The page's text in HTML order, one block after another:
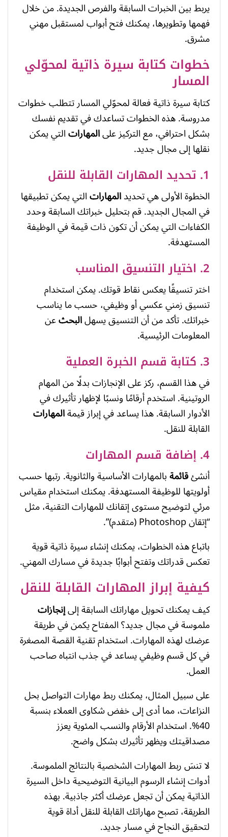
يربط بين الخبرات السابقة والفرص الجديدة. من خلال
فهمها وتطويرها، يمكنك فتح أبواب لمستقبل مهني
مشرق.
خطوات كتابة سيرة ذاتية لمحوّلي
المسار
كتابة سيرة ذاتية فعالة لمحوّلي المسار تتطلب خطوات
مدروسة. هذه الخطوات تساعدك في تقديم نفسك
بشكل احترافي، مع التركيز علىالمهاراتالتي يمكن
نقلها إلى مجال جديد.
1. تحديد المهارات القابلة للنقل
الخطوة الأولى هي تحديدالمهاراتالتي يمكن تطبيقها
في المجال الجديد. قم بتحليل خبراتك السابقة وحدد
الكفاءات التي يمكن أن تكون ذات قيمة في الوظيفة
المستهدفة.
2. اختيار التنسيق المناسب
اختر تنسيقًا يعكس نقاط قوتك. يمكن استخدام
تنسيق زمني عكسي أو وظيفي، حسب ما يناسب
خبراتك. تأكد من أن التنسيق يسهلالبحثعن
المعلومات الرئيسية.
3. كتابة قسم الخبرة العملية
في هذا القسم، ركز على الإنجازات بدلًا من المهام
الروتينية. استخدم أرقامًا ونسبًا لإظهار تأثيرك في
الأدوار السابقة. هذا يساعد في إبراز قيمةالمهارات
القابلة للنقل.
4. إضافة قسم المهارات
أنشئقائمةبالمهارات الأساسية والثانوية. رتبها حسب
أولويتها للوظيفة المستهدفة. يمكنك استخدام مقياس
مرئي لتوضيح مستوى إتقانك للمهارات التقنية، مثل
“إتقان Photoshop (متقدم)”.
باتباع هذه الخطوات، يمكنك إنشاء سيرة ذاتية قوية
تعكس قدراتك وتفتح أبوابًا جديدة في مسارك المهني.
كيفية إبراز المهارات القابلة للنقل
كيف يمكنك تحويل مهاراتك السابقة إلىإنجازات
ملموسة في مجال جديد؟ المفتاح يكمن في طريقة
عرضك لهذه المهارات. استخدام تقنية القصة المصغرة
في كل قسم وظيفي يساعد في جذب انتباه صاحب
العمل.
على سبيل المثال، يمكنك ربط مهارات التواصل بحل
النزاعات، مما أدى إلى خفض شكاوى العملاء بنسبة
40%. استخدام الأرقام والنسب المئوية يعزز
مصداقيتك ويظهر تأثيرك بشكل واضح.
لا تنسَ ربط المهارات الشخصية بالنتائج الملموسة.
أدوات إنشاء الرسوم البيانية التوضيحية داخل السيرة
الذاتية يمكن أن تجعل عرضك أكثر جاذبية. بهذه
الطريقة، تصبح مهاراتك القابلة للنقل أداة قوية
لتحقيق النجاح في مسار جديد.